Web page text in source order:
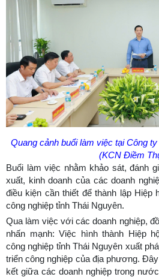
Quang cảnh buổi làm việc tại Công
(KCN Điềm
Buổi làm việc nhằm khảo sát, đánh
xuất, kinh doanh của các doanh
điều kiện cần thiết để thành lập Hiệp
công nghiệp tỉnh Thái Nguyên.
Qua làm việc với các doanh nghiệp,
nhấn mạnh: Việc hình thành Hiệp
công nghiệp tỉnh Thái Nguyên xuất
triển công nghiệp của địa phương.
kết giữa các doanh nghiệp trong